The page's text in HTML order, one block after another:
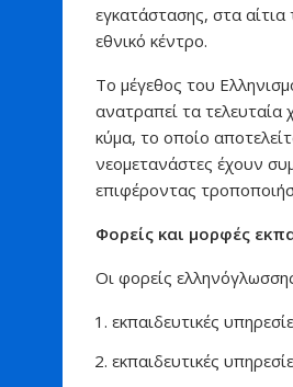
εγκατάστασης, στα
εθνικό κέντρο.
Το μέγεθος του
ανατραπεί τα τελευταία
κύμα, το οποίο
νεομετανάστες έχουν
επιφέροντας
Φορείς και μορφές
Οι φορείς
εκπαιδευτικές
εκπαιδευτικές